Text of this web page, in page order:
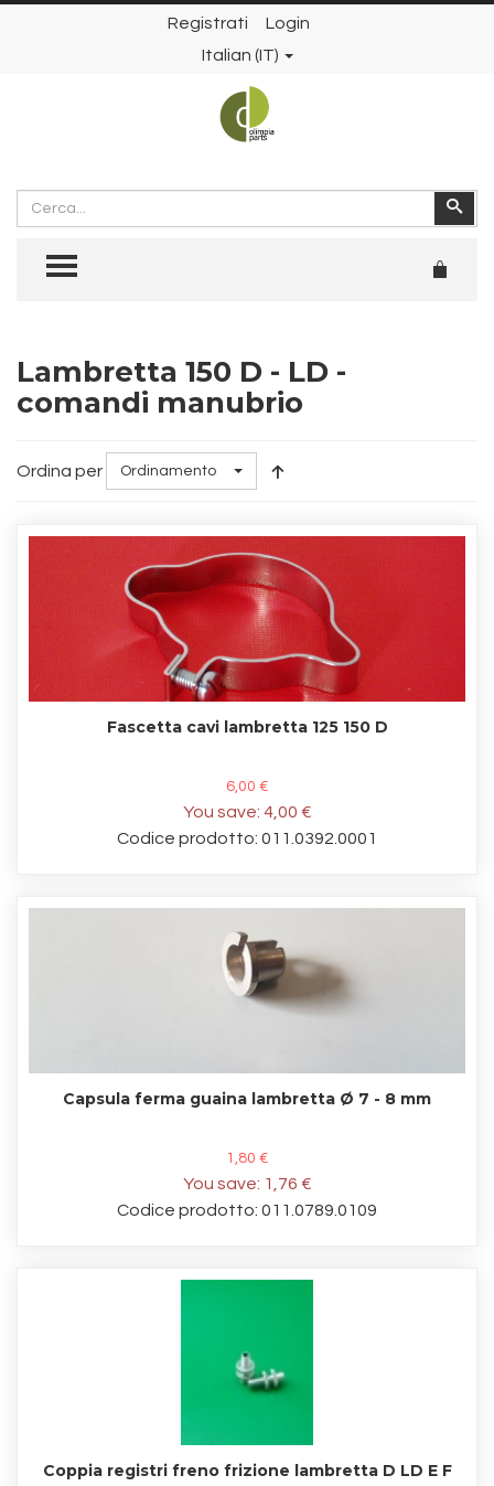
Registrati
Login
Italian (IT)
Cerca
TOGGLE MENU
Lambretta 150 D - LD -
comandi manubrio
Ordina per Ordinamento
Fascetta cavi lambretta 125 150 D
6,00 €
You save: 4,00 €
Codice prodotto: 011.0392.0001
Capsula ferma guaina lambretta Ø 7 - 8 mm
1,80 €
You save: 1,76 €
Codice prodotto: 011.0789.0109
Coppia registri freno frizione lambretta D LD E F